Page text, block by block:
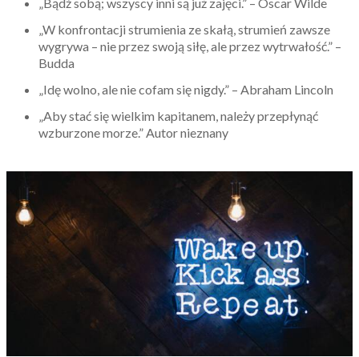
„Bądź sobą; wszyscy inni są już zajęci.” – Oscar Wilde
„W konfrontacji strumienia ze skałą, strumień zawsze
wygrywa – nie przez swoją siłę, ale przez wytrwałość.” –
Budda
„Idę wolno, ale nie cofam się nigdy.” – Abraham Lincoln
„Aby stać się wielkim kapitanem, należy przepłynąć
wzburzone morze.” Autor nieznany